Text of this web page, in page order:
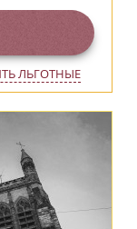
ЛЬГОТНЫЕ